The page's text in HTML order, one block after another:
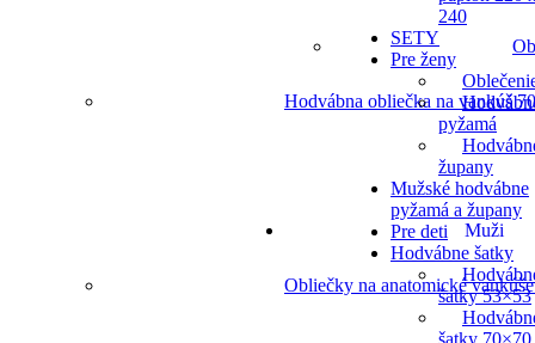
Muži
240
SETY
Pre ženy
pyžamá
župany
Mužské hodvábne
pyžamá a župany
Pre deti
Hodvábne šatky
šatky 53×53
šatky 70×70
Hodvábna obliečka na vankúš
Obliečky na anatomické